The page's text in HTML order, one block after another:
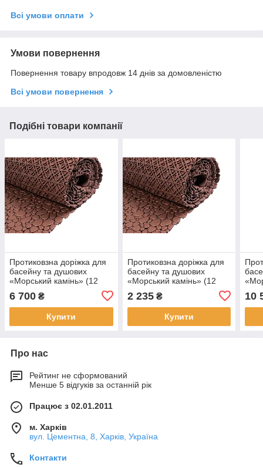
Всі умови оплати
Умови повернення
Повернення товару впродовж 14 днів за домовленістю
Всі умови повернення
Подібні товари компанії
Протиковзна доріжка для
басейну та душових
«Морський камінь» (12
мм, 0.5×9 м) коричневий
6 700 ₴
Купити
Протиковзна доріжка для
басейну та душових
«Морський камінь» (12
мм, 0.5×3 м) коричневий
2 235₴
Купити
10
Про нас
Рейтинг не сформований
Менше 5 відгуків за останній рік
Працює з 02.01.2011
м. Харків
вул. Цементна, 8, Харків, Україна
Контакти